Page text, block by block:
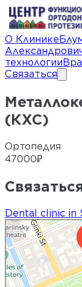
О Клинике
технологии
Связаться
(КХС)
Ортопедия
47000₽
Dental clinic in